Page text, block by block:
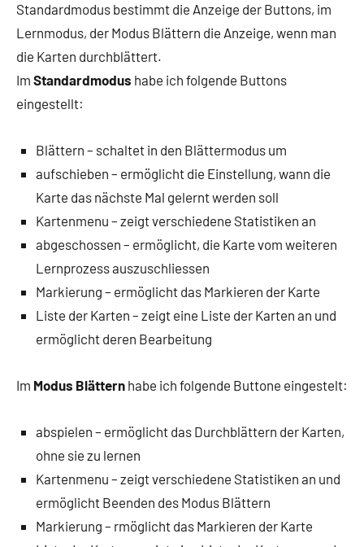
Standardmodus bestimmt die Anzeige der Buttons, im
Lernmodus, der Modus Blättern die Anzeige, wenn man
die Karten durchblättert.
Im Standardmodus habe ich folgende Buttons
eingestellt:
Blättern – schaltet in den Blättermodus um
aufschieben – ermöglicht die Einstellung, wann die
Karte das nächste Mal gelernt werden soll
Kartenmenu – zeigt verschiedene Statistiken an
abgeschossen – ermöglicht, die Karte vom weiteren
Lernprozess auszuschliessen
Markierung – ermöglicht das Markieren der Karte
Liste der Karten – zeigt eine Liste der Karten an und
ermöglicht deren Bearbeitung
Im Modus Blättern habe ich folgende Buttone eingestelt:
abspielen – ermöglicht das Durchblättern der Karten,
ohne sie zu lernen
Kartenmenu – zeigt verschiedene Statistiken an und
ermöglicht Beenden des Modus Blättern
Markierung – rmöglicht das Markieren der Karte